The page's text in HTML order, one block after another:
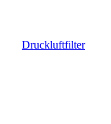
Druckluftfilter